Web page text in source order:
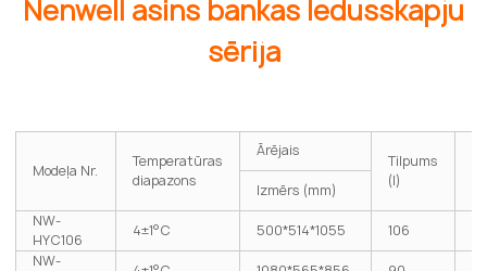
Nenwell asins bankas ledusskapju
sērija
Modeļa Nr.
Temperatūras
diapazons
Ārējais
Tilpums
(l)
Izmērs (mm)
NW-
HYC106
4±1°C 500*514*1055
106
NW-